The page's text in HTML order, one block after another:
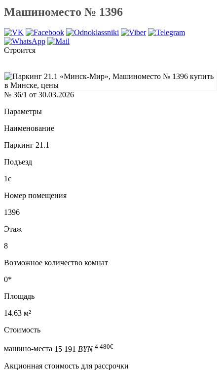
Машиноместо № 1396
Строится
№ 36/1 от 30.03.2026
Параметры
Наименование
Паркинг 21.1
Подъезд
1с
Номер помещения
1396
Этаж
8
Возможное количество комнат
0*
Площадь
14.63 м²
Стоимость
машино-места 15 191 BYN 4 480€
Акционная стоимость для рассрочки